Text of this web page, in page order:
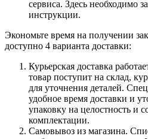
сервиса. Здесь необходимо
инструкции.
Экономьте время на получении
доступно 4 варианта доставки:
Курьерская доставка
товар поступит на склад,
для уточнения деталей.
удобное время доставки и
упаковку на целостность и
комплектации.
Самовывоз из магазина.